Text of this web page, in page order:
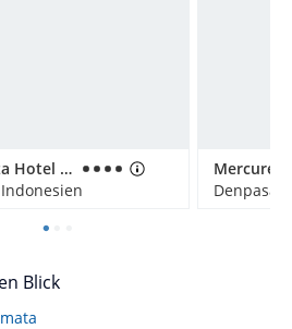
Prime Plaza Hotel Sanur - Bali
Blick